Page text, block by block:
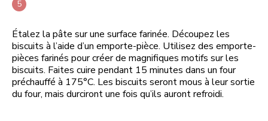
Étalez la pâte sur une surface farinée. Découpez les
biscuits à l’aide d’un emporte-pièce. Utilisez des emporte-
pièces farinés pour créer de magnifiques motifs sur les
biscuits. Faites cuire pendant 15 minutes dans un four
préchauffé à 175°C. Les biscuits seront mous à leur sortie
du four, mais durciront une fois qu’ils auront refroidi.